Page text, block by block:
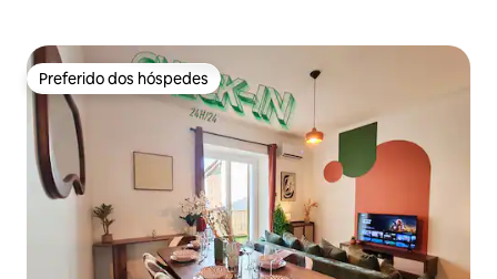
Preferido dos hóspedes
Preferido dos hóspedes